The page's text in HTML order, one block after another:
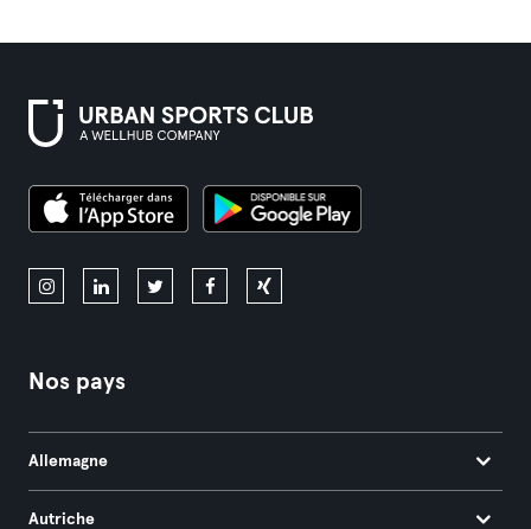
Nos pays
Allemagne
Autriche